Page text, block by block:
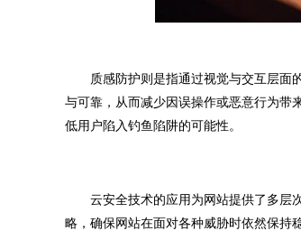
质感防护则是指通过视觉与交互层面的
与可靠，从而减少因误操作或恶意行为带
低用户陷入钓鱼陷阱的可能性。
云安全技术的应用为网站提供了多层次
略，确保网站在面对各种威胁时依然保持